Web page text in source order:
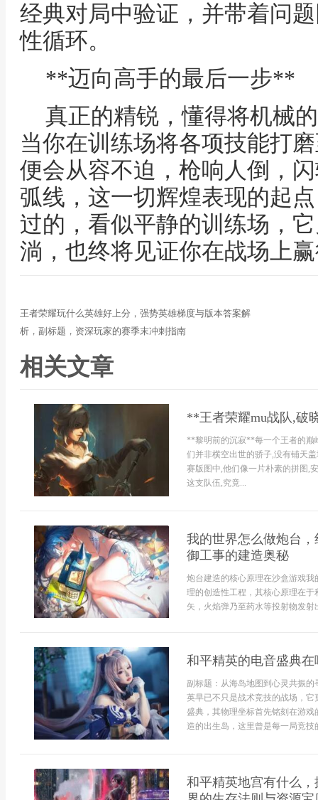
经典对局中验证，并带着问
性循环。
**迈向高手的最后一步**
真正的精锐，懂得将机械
当你在训练场将各项技能打
便会从容不迫，枪响人倒，
弧线，这一切辉煌表现的起
过的，看似平静的训练场，
淌，也终将见证你在战场上
王者荣耀玩什么英雄好上分，强势英雄梯度与版本答案解
析，副标题，资深玩家的赛季末冲刺指南
相关文章
**王者荣耀mu战队,破
**黎明前的沉寂**每一个王者的巅
们并非横空出世的骄子,没有铺天
赛版图中,他们像一片朴素的拼图,
这支队伍,究竟...
我的世界怎么做炮台
御工事的建造奥秘
炮台建造的核心原理在沙盒游戏
理的创造性工程，其核心原理在
矢，火焰弹乃至药水等投射物发射
和平精英的电音盛典
副标题：从海岛地图到心灵共振
英早已不只是战术竞技的战场，
盛典，其物理坐标首先铭刻在游
造的出生岛，这里曾是每一局竞
和平精英地宫有什么